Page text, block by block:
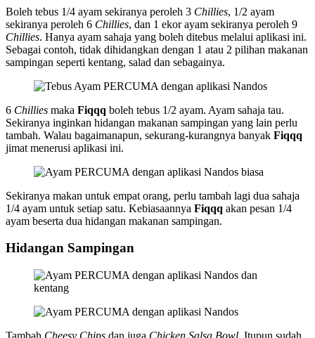
Boleh tebus 1/4 ayam sekiranya peroleh 3 Chillies, 1/2 ayam
sekiranya peroleh 6 Chillies, dan 1 ekor ayam sekiranya peroleh 9
Chillies. Hanya ayam sahaja yang boleh ditebus melalui aplikasi ini.
Sebagai contoh, tidak dihidangkan dengan 1 atau 2 pilihan makanan
sampingan seperti kentang, salad dan sebagainya.
6 Chillies maka Fiqqq boleh tebus 1/2 ayam. Ayam sahaja tau.
Sekiranya inginkan hidangan makanan sampingan yang lain perlu
tambah. Walau bagaimanapun, sekurang-kurangnya banyak Fiqqq
jimat menerusi aplikasi ini.
Sekiranya makan untuk empat orang, perlu tambah lagi dua sahaja
1/4 ayam untuk setiap satu. Kebiasaannya Fiqqq akan pesan 1/4
ayam beserta dua hidangan makanan sampingan.
Hidangan Sampingan